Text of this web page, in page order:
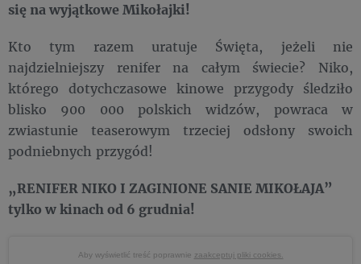
się na wyjątkowe Mikołajki!
Kto tym razem uratuje Święta, jeżeli nie
najdzielniejszy renifer na całym świecie? Niko,
którego dotychczasowe kinowe przygody śledziło
blisko 900 000 polskich widzów, powraca w
zwiastunie teaserowym trzeciej odsłony swoich
podniebnych przygód!
„RENIFER NIKO I ZAGINIONE SANIE MIKOŁAJA”
tylko w kinach od 6 grudnia!
Aby wyświetlić treść poprawnie zaakceptuj pliki cookies.